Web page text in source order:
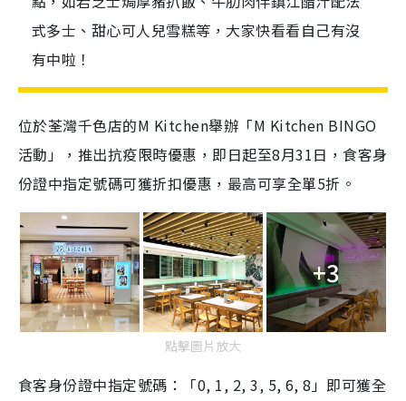
式多士、甜心可人兒雪糕等，大家快看看自己有沒
有中啦！
位於荃灣千色店的M Kitchen舉辦「M Kitchen BINGO
活動」， 推出抗疫限時優惠，即日起至8月31日，食客身
份證中指定號碼可獲折扣優惠，最高可享全單5折。
+3
點擊圖片放大
食客身份證中指定號碼：「0, 1, 2, 3, 5, 6, 8」即可獲全